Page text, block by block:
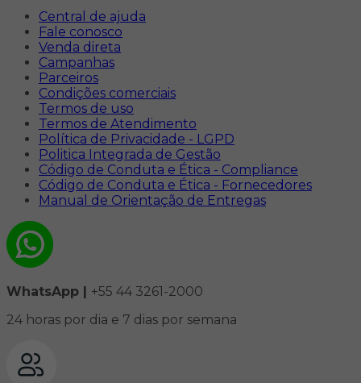
Central de ajuda
Fale conosco
Venda direta
Campanhas
Parceiros
Condições comerciais
Termos de uso
Termos de Atendimento
Política de Privacidade - LGPD
Politica Integrada de Gestão
Código de Conduta e Ética - Compliance
Código de Conduta e Ética - Fornecedores
Manual de Orientação de Entregas
WhatsApp | +55 44 3261-2000
24 horas por dia e 7 dias por semana